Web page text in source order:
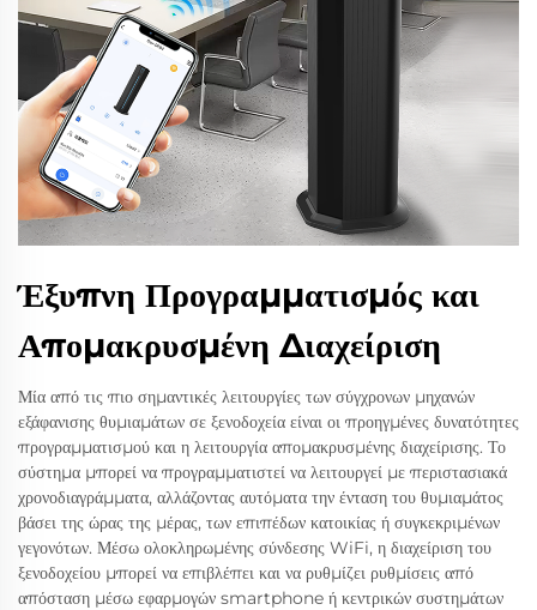
Έξυπνη Προγραμματισμός και
Απομακρυσμένη Διαχείριση
Μία από τις πιο σημαντικές λειτουργίες των σύγχρονων μηχανών
εξάφανισης θυμιαμάτων σε ξενοδοχεία είναι οι προηγμένες δυνατότητες
προγραμματισμού και η λειτουργία απομακρυσμένης διαχείρισης. Το
σύστημα μπορεί να προγραμματιστεί να λειτουργεί με περιστασιακά
χρονοδιαγράμματα, αλλάζοντας αυτόματα την ένταση του θυμιαμάτος
βάσει της ώρας της μέρας, των επιπέδων κατοικίας ή συγκεκριμένων
γεγονότων. Μέσω ολοκληρωμένης σύνδεσης WiFi, η διαχείριση του
ξενοδοχείου μπορεί να επιβλέπει και να ρυθμίζει ρυθμίσεις από
απόσταση μέσω εφαρμογών smartphone ή κεντρικών συστημάτων